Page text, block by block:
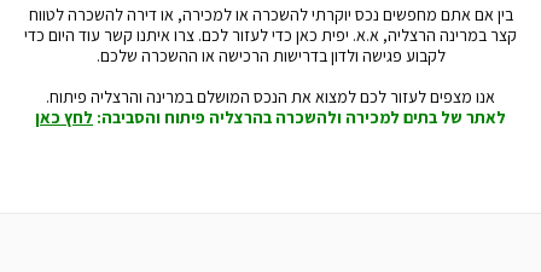
בין אם אתם מחפשים נכס יוקרתי להשכרה או למכירה, או דירה להשכרה לטווח
קצר במרינה הרצליה, א.א. יפית כאן כדי לעזור לכם. צרו איתנו קשר עוד היום כדי
לקבוע פגישה ולדון בדרישות הרכישה או ההשכרה שלכם.
אנו מצפים לעזור לכם למצוא את הנכס המושלם במרינה והרצליה פיתוח.
לאתר של בתים למכירה ולהשכרה בהרצליה פיתוח והסביבה:לחץ כאן